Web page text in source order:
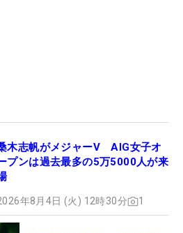
木志帆がメジャーV AIG女子オ
プンは過去最多の5万5000人が来
年8月4日 (火) 12時30分 1